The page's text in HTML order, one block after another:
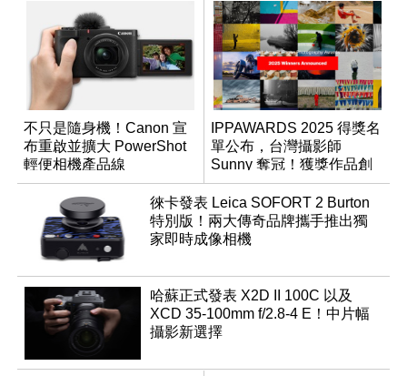
不只是隨身機！Canon 宣
布重啟並擴大 PowerShot
輕便相機產品線
IPPAWARDS 2025 得獎名
單公布，台灣攝影師
Sunny 奪冠！獲獎作品創
作心法大公開
徠卡發表 Leica SOFORT 2 Burton
特別版！兩大傳奇品牌攜手推出獨
家即時成像相機
哈蘇正式發表 X2D II 100C 以及
XCD 35-100mm f/2.8-4 E！中片幅
攝影新選擇